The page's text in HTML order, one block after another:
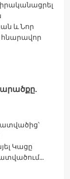
և Նոր
հնարավոր
Կացը